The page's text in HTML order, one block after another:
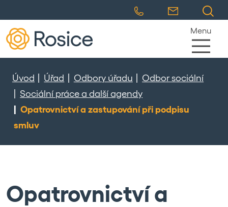
Menu
Úvod Úřad Odbory úřadu
Odbor sociální
Sociální práce a další agendy
Opatrovnictví a zastupování při podpisu
smluv
Opatrovnictví a